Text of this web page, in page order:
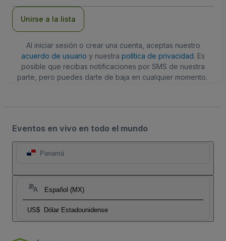
Unirse a la lista
Al iniciar sesión o crear una cuenta, aceptas nuestro
acuerdo de usuario y nuestra política de privacidad. Es
posible que recibas notificaciones por SMS de nuestra
parte, pero puedes darte de baja en cualquier momento.
Eventos en vivo en todo el mundo
Panamá
Español (MX)
US$ Dólar Estadounidense